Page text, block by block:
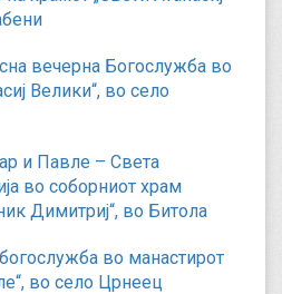
вечерна Богослужба во
Велики“, во село
и Павле – Света
во соборниот храм
Димитриј“, во Битола
во манастирот
во село Црнеец